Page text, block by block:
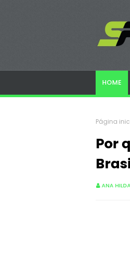
HOME
Página
Por
ANA HILDA